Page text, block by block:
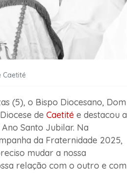
Caetité
(5), o Bispo Diocesano, Dom
de Caetitée destacou a
Santo Jubilar. Na
da Fraternidade 2025,
mudar a nossa
relação com o outro e com